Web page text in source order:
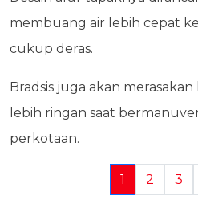
membuang air lebih cepat
cukup deras.
Bradsis juga akan
lebih ringan saat
perkotaan.
1 2 3